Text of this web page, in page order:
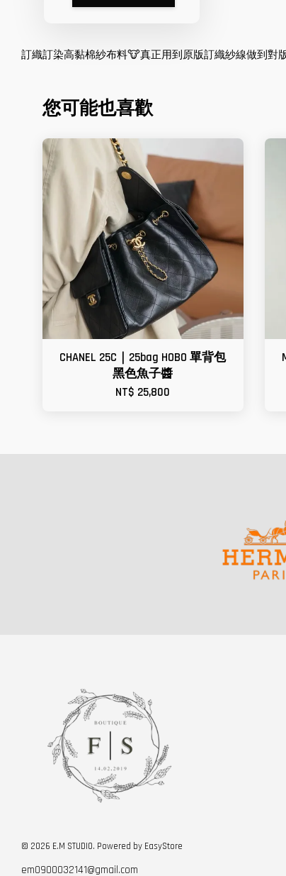
訂織訂染高黏棉紗布料🐮真正用到原版訂織紗線做到對
您可能也喜歡
CHANEL 25C｜25bag HOBO 單背包
黑色魚子醬
NT$ 25,800
© 2026 E.M STUDIO. Powered by EasyStore
em0900032141@gmail.com